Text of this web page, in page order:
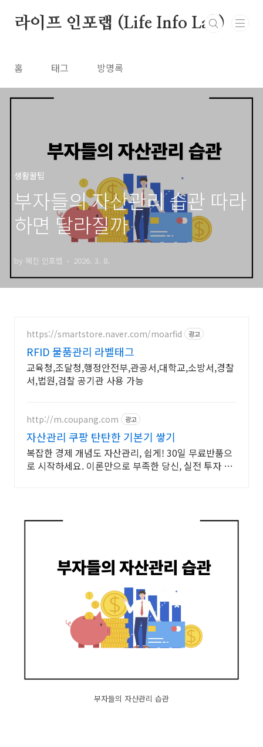
라이프 인포랩 (Life Info Lab)
홈 태그 방명록
생활꿀팁
부자들의 자산관리 습관 따라
하면 달라질까
by 혜진 인포랩 2026. 3. 8.
https://smartstore.naver.com/moarfid 광고
RFID 물품관리 라벨태그
교육청,조달청,행정안전부,관공서,대학교,소방서,경찰
서,법원,검찰 공기관 사용 가능
http://m.coupang.com 광고
자산관리 쿠팡 탄탄한 기본기 쌓기
복잡한 경제 개념도 자산관리, 쉽게! 30일 무료반품으
로 시작하세요. 이론만으로 부족한 당신, 실전 투자 전
부자들의 자산관리 습관